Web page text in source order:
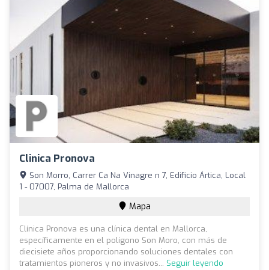
Clinica Pronova
Son Morro, Carrer Ca Na Vinagre n 7, Edificio Ártica, Local
1 - 07007, Palma de Mallorca
Mapa
Clínica Pronova es una clínica dental en Mallorca,
específicamente en el polígono Son Moro, con más de
diecisiete años proporcionando soluciones dentales con
tratamientos pioneros y no invasivos... Seguir leyendo